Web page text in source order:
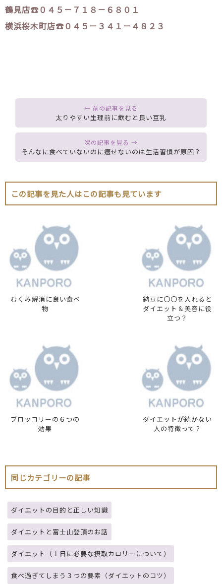
鶴見店☎０４５－７１８－６８０１
横浜桜木町店☎０４５－３４１－４８２３
太りやすい生理前に飲むと良い豆乳
そんなに食べていないのに痩せないのは生活習慣が原因？
この記事を見た人はこの記事も見ています
むくみ解消に良い食べ
物
納豆に〇〇を入れると
ダイエット＆美容に役
立つ？
ブロッコリーの６つの
効果
ダイエットが続かない
人の特徴って？
同じカテゴリーの記事
ダイエットの目的と正しい知識
ダイエットと富士山登頂のお話
ダイエット（１日に必要な摂取カロリーについて）
食べ過ぎてしまう３つの要素（ダイエットのコツ）